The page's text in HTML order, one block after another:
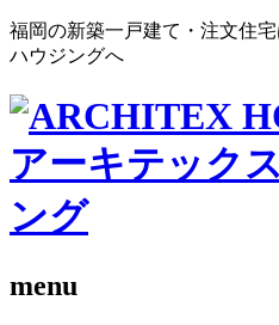
福岡の新築一戸建て・注文住
ハウジングへ
menu